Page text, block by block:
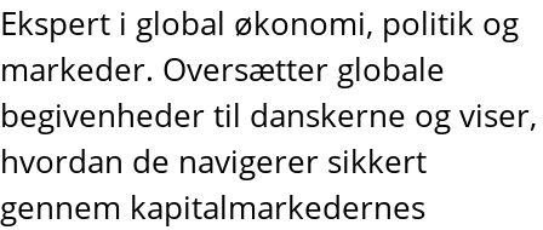
Ekspert i global økonomi, politik og
markeder. Oversætter globale
begivenheder til danskerne og viser,
hvordan de navigerer sikkert
gennem kapitalmarkedernes